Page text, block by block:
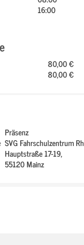
16:00
80,00 €
80,00 €
Präsenz
SVG Fahrschulzentrum
Hauptstraße 17-19,
55120 Mainz